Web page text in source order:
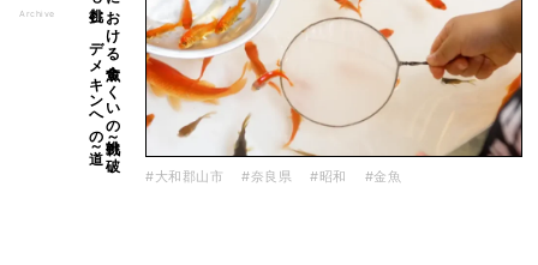
Archive 昭和の
祭り
に
お
け
る
金魚す
く
い
の
挑戦～
破
れ
て
も
挑む
、
デ
メ
キ
ン
へ
の
道～
#大和郡山市 #奈良県 #昭和 #金魚